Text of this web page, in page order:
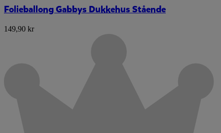
Folieballong Gabbys Dukkehus Stående
149,90 kr